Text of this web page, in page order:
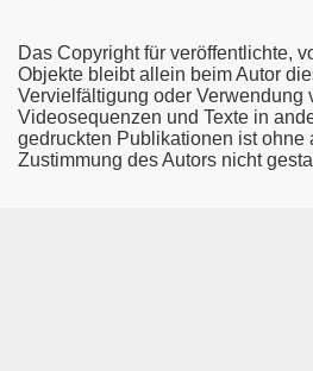
Das Copyright für veröffentlichte,
Objekte bleibt allein beim Autor
Vervielfältigung oder Verwendung
Videosequenzen und Texte in
gedruckten Publikationen ist ohne
Zustimmung des Autors nicht
neu erstellt am 03.12.2013
am 06.03.2017